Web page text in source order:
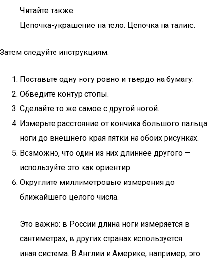
Читайте также:
Цепочка-украшение на тело. Цепочка на талию.
Затем следуйте инструкциям:
Поставьте одну ногу ровно и твердо на бумагу.
Обведите контур стопы.
Сделайте то же самое с другой ногой.
Измерьте расстояние от кончика большого пальца
ноги до внешнего края пятки на обоих рисунках.
Возможно, что один из них длиннее другого —
используйте это как ориентир.
Округлите миллиметровые измерения до
ближайшего целого числа.
Это важно: в России длина ноги измеряется в
сантиметрах, в других странах используется
иная система. В Англии и Америке, например, это